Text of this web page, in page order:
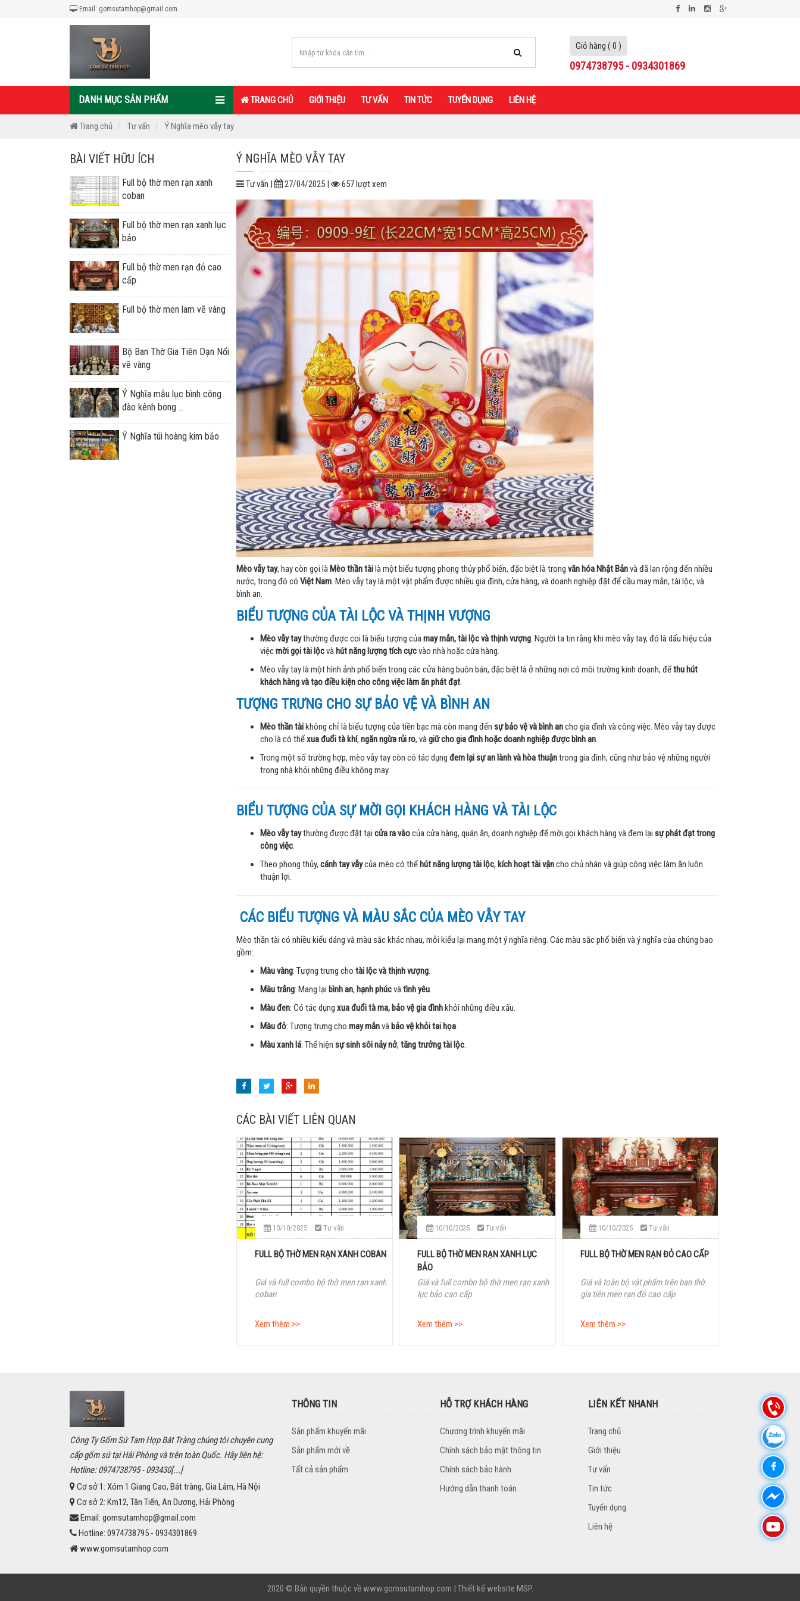
Email: gomsutamhop@gmail.com
Giỏ hàng ( 0 )
0974738795 - 0934301869
DANH MỤC SẢN PHẨM TRANG CHỦ GIỚI THIỆU TƯ VẤN TIN TỨC TUYỂN DỤNG LIÊN HỆ
Trang chủ Tư vấn Ý Nghĩa mèo vẫy tay
BÀI VIẾT HỮU ÍCH
Full bộ thờ men rạn xanh
coban
Full bộ thờ men rạn xanh lục
bảo
Full bộ thờ men rạn đỏ cao
cấp
Full bộ thờ men lam vẽ vàng
Bộ Ban Thờ Gia Tiên Dạn Nổi
vẽ vàng
Ý Nghĩa mẫu lục bình công
đào kênh bong ...
Ý Nghĩa túi hoàng kim bảo
Ý NGHĨA MÈO VẪY TAY
Tư vấn | 27/04/2025 | 657 lượt xem
Mèo vẫy tay, hay còn gọi là Mèo thần tàilà một biểu tượng phong thủy phổ biến, đặc biệt là trong văn hóa Nhật Bảnvà đã lan rộng đến nhiều
nước, trong đó có Việt Nam. Mèo vẫy tay là một vật phẩm được nhiều gia đình, cửa hàng, và doanh nghiệp đặt để cầu may mắn, tài lộc, và
bình an.
BIỂU TƯỢNG CỦA TÀI LỘC VÀ THỊNH VƯỢNG
Mèo vẫy taythường được coi là biểu tượng củamay mắn, tài lộc và thịnh vượng. Người ta tin rằng khi mèo vẫy tay, đó là dấu hiệu của
việcmời gọi tài lộcvà hút năng lượng tích cựcvào nhà hoặc cửa hàng.
Mèo vẫy tay là một hình ảnh phổ biến trong các cửa hàng buôn bán, đặc biệt là ở những nơi có môi trường kinh doanh, đểthu hút
khách hàng và tạo điều kiện cho công việc làm ăn phát đạt.
TƯỢNG TRƯNG CHO SỰ BẢO VỆ VÀ BÌNH AN
Mèo thần tàikhông chỉ là biểu tượng của tiền bạc mà còn mang đến sự bảo vệ và bình ancho gia đình và công việc. Mèo vẫy tay được
cho là có thểxua đuổi tà khí, ngăn ngừa rủi ro, vàgiữ cho gia đình hoặc doanh nghiệp được bình an.
Trong một số trường hợp, mèo vẫy tay còn có tác dụng đem lại sự an lành và hòa thuậntrong gia đình, cũng như bảo vệ những người
trong nhà khỏi những điều không may.
BIỂU TƯỢNG CỦA SỰ MỜI GỌI KHÁCH HÀNG VÀ TÀI LỘC
Mèo vẫy taythường được đặt tại cửa ra vàocủa cửa hàng, quán ăn, doanh nghiệp để mời gọi khách hàng và đem lại sự phát đạt trong
công việc.
Theo phong thủy, cánh tay vẫycủa mèo có thể hút năng lượng tài lộc, kích hoạt tài vậncho chủ nhân và giúp công việc làm ăn luôn
thuận lợi.
CÁC BIỂU TƯỢNG VÀ MÀU SẮC CỦA MÈO VẪY TAY
Mèo thần tài có nhiều kiểu dáng và màu sắc khác nhau, mỗi kiểu lại mang một ý nghĩa riêng. Các màu sắc phổ biến và ý nghĩa của chúng bao
gồm:
Màu vàng: Tượng trưng cho tài lộc và thịnh vượng.
Màu trắng: Mang lại bình an, hạnh phúcvàtình yêu.
Màu đen: Có tác dụng xua đuổi tà ma, bảo vệ gia đìnhkhỏi những điều xấu.
Màu đỏ: Tượng trưng cho may mắnvà bảo vệ khỏi tai họa.
Màu xanh lá: Thể hiện sự sinh sôi nảy nở, tăng trưởng tài lộc.
CÁC BÀI VIẾT LIÊN QUAN
10/10/2025 Tư vấn
FULL BỘ THỜ MEN RẠN XANH COBAN
Giá và full combo bộ thờ men rạn xanh
coban
Xem thêm >>
10/10/2025 Tư vấn
FULL BỘ THỜ MEN RẠN XANH LỤC
BẢO
Giá và full combo bộ thờ men rạn xanh
lục bảo cao cấp
Xem thêm >>
10/10/2025 Tư vấn
FULL BỘ THỜ MEN RẠN ĐỎ CAO CẤP
Giá và toàn bộ vật phẩm trên ban thờ
gia tiên men rạn đỏ cao cấp
Xem thêm >>
Công Ty Gốm Sứ Tam Hợp Bát Tràng chúng tôi chuyên cung
cấp gốm sứ tại Hải Phòng và trên toàn Quốc. Hãy liên hệ:
Hotline: 0974738795 - 093430[...]
Cơ sở 1: Xóm 1 Giang Cao, Bát tràng, Gia Lâm, Hà Nội
Cơ sở 2: Km12, Tân Tiến, An Dương, Hải Phòng
Email: gomsutamhop@gmail.com
Hotline: 0974738795 - 0934301869
www.gomsutamhop.com
THÔNG TIN
Sản phẩm khuyến mãi
Sản phẩm mới về
Tất cả sản phẩm
HỖ TRỢ KHÁCH HÀNG
Chương trình khuyến mãi
Chính sách bảo mật thông tin
Chính sách bảo hành
Hướng dẫn thanh toán
LIÊN KẾT NHANH
Trang chủ
Giới thiệu
Tư vấn
Tin tức
Tuyển dụng
Liên hệ
2020 © Bản quyền thuộc vềwww.gomsutamhop.com | Thiết kế website MSP.